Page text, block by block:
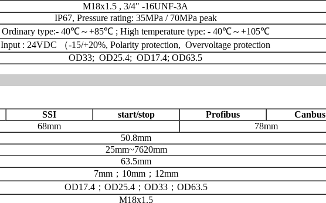
M18x1.5 , 3/4" -16UNF-3A
IP67, Pressure rating: 35MPa / 70MPa peak
Ordinary type:- 40℃～+85℃ ; High temperature type: - 40℃～+105℃
Input : 24VDC （-15/+20%, Polarity protection, Overvoltage protection
OD33; OD25.4; OD17.4; OD63.5
SSI start/stop Profibus
Canbus
68mm
78mm
50.8mm
25mm~7620mm
63.5mm
7mm；10mm；12mm
OD17.4；OD25.4；OD33；OD63.5
M18x1.5